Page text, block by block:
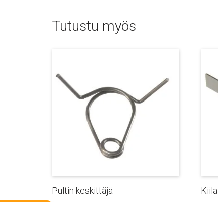
Tutustu myös
Pultin keskittäjä Kiila